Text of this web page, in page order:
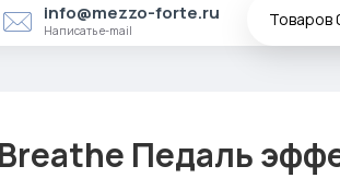
info@mezzo-forte.ru
Написать e-mail
Товаров
Педаль